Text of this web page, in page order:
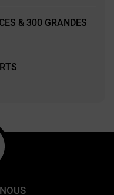
& 300 GRANDES